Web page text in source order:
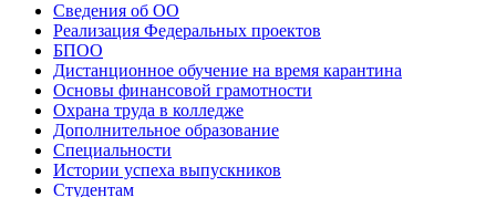
Сведения об ОО
Реализация Федеральных проектов
БПОО
Дистанционное обучение на время карантина
Основы финансовой грамотности
Охрана труда в колледже
Дополнительное образование
Специальности
Истории успеха выпускников
Студентам